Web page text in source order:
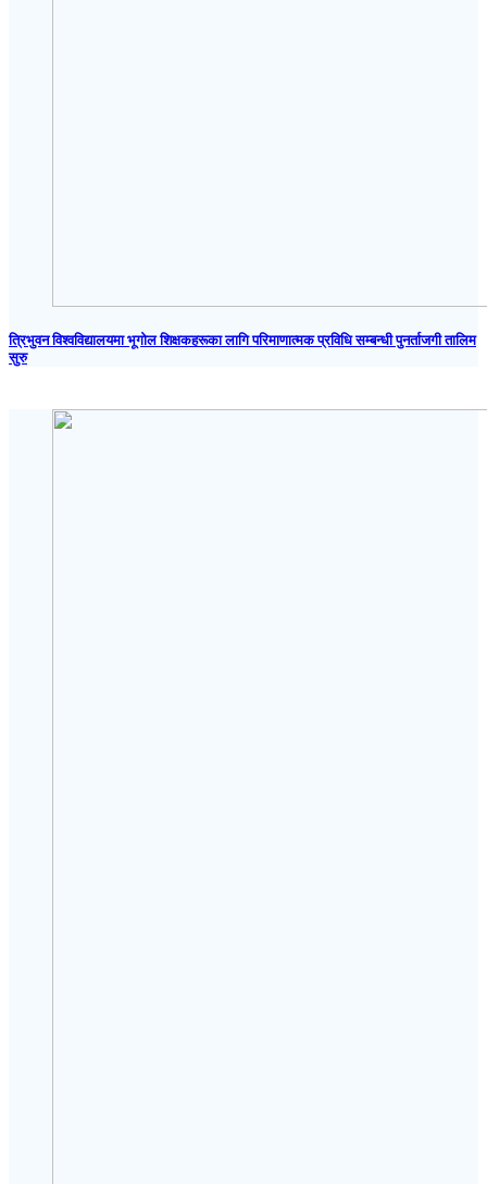
त्रिभुवन विश्वविद्यालयमा भूगोल शिक्षकहरूका लागि परिमाणात्मक प्रविधि सम्बन्धी पुनर्ताजगी तालिम
सुरु